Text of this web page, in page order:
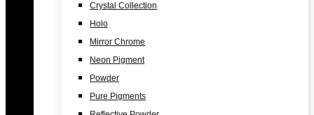
Crystal Collection
Holo
Mirror Chrome
Neon Pigment
Powder
Pure Pigments